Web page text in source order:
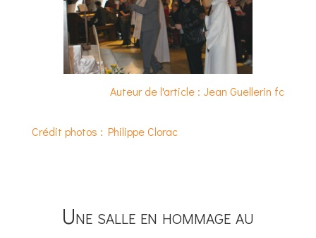
Auteur de l'article : Jean Guellerin fc
Crédit photos : Philippe Clorac
Une salle en hommage au